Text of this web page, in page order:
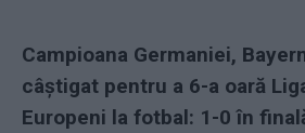
Campioana Germaniei,
câștigat pentru a 6-a oară
Europeni la fotbal: 1-0 în